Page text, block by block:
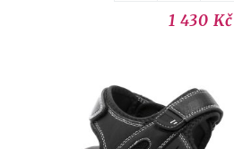
1 430 Kč